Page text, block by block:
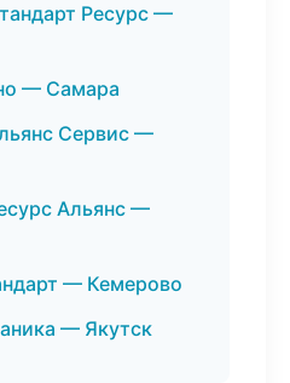
Ресурс —
— Самара
Сервис —
Альянс —
— Кемерово
— Якутск